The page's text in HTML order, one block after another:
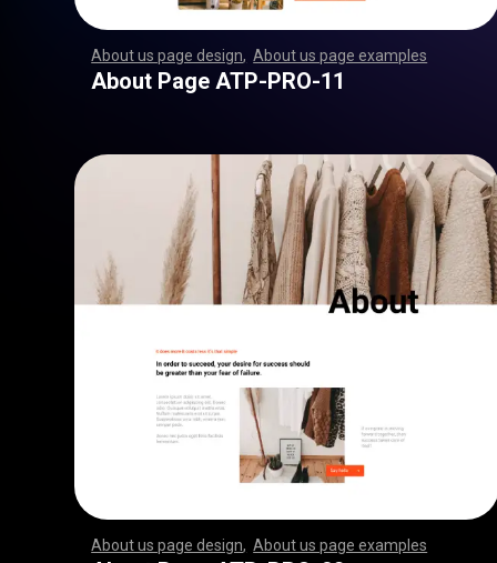
About us page design ,About us page examples
,,,,,,,,,,,,,,,,,,,,,,,, ,,,,,,,,,,,,,,,,,,,,,,,,,,,
,,,,,,,,,,,,,,,,,,,,,,,, ,,,,,,,,,,,,,,,,,,,,,,,,,,,
,,,,,,,,,,,,,,,,,,,,,,,, ,,,,,,,,,,,,,,,,,,,,,,,,,,,
,,,,,,,,,,,,,,,,,,,,,,,, ,,,,,,,,,,,,,,,,,,,,,,,,,,,
,,,,,,,,,,,,,,,,,,,,,,,, ,,,,,,,,,,,,,,,,,,,,,,,,,,,
,,,,,,,,,,,,,,,,,,,,,,,, ,,,,,,,,,,,,,,,,,,,,,,,,,,,
,,,,,,,,,,,,,,,,,,,,,,,, ,,,,,,,,,,,,,,,,,,,,,,,,,,,
,,,,,,,,,,,,,,,,,,,,,,,, ,,,,,,,,,,,,,,,,,,,,,,,,,,,
,,
About Page ATP-PRO-11
About us page design ,About us page examples
,,,,,,,,,,,,,,,,,,,,,,,, ,,,,,,,,,,,,,,,,,,,,,,,,,,,
,,,,,,,,,,,,,,,,,,,,,,,, ,,,,,,,,,,,,,,,,,,,,,,,,,,,
,,,,,,,,,,,,,,,,,,,,,,,, ,,,,,,,,,,,,,,,,,,,,,,,,,,,
,,,,,,,,,,,,,,,,,,,,,,,, ,,,,,,,,,,,,,,,,,,,,,,,,,,,
,,,,,,,,,,,,,,,,,,,,,,,, ,,,,,,,,,,,,,,,,,,,,,,,,,,,
,,,,,,,,,,,,,,,,,,,,,,,, ,,,,,,,,,,,,,,,,,,,,,,,,,,,
,,,,,,,,,,,,,,,,,,,,,,,, ,,,,,,,,,,,,,,,,,,,,,,,,,,,
,,,,,,,,,,,,,,,,,,,,,,,, ,,,,,,,,,,,,,,,,,,,,,,,,,,,
,,